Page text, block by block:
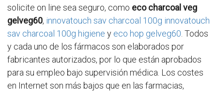
solicite on line sea seguro, como eco charcoal veg
gelveg60, innovatouch sav charcoal 100g innovatouch
sav charcoal 100g higiene y eco hop gelveg60 . Todos
y cada uno de los fármacos son elaborados por
fabricantes autorizados, por lo que están aprobados
para su empleo bajo supervisión médica. Los costes
en Internet son más bajos que en las farmacias,